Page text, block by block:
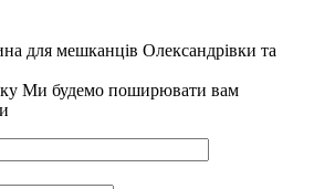
для мешканців Олександрівки та
Ми будемо поширювати вам